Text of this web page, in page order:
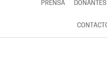
PRENSA DONANTES